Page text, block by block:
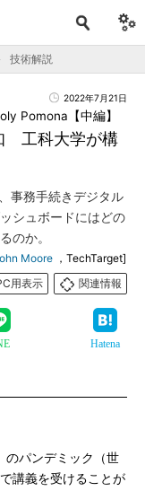
技術解説
2022年7月21日
工科大学が構
Pomona【中編】
事務手続きデジタル
シュボードにはどの
のか。
Moore ，TechTarget]
用表示
関連情報
Hatena
のパンデミック（世
講義を受けることが